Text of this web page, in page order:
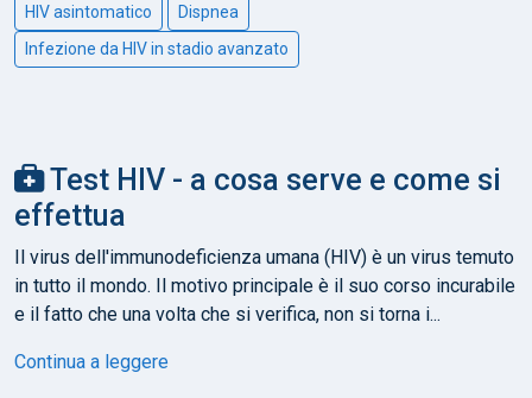
HIV asintomatico
Dispnea
Infezione da HIV in stadio avanzato
Test HIV - a cosa serve e come si
effettua
Il virus dell'immunodeficienza umana (HIV) è un virus temuto
in tutto il mondo. Il motivo principale è il suo corso incurabile
e il fatto che una volta che si verifica, non si torna i...
Continua a leggere